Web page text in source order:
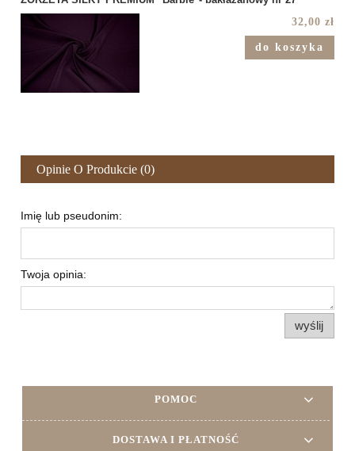
32,00 zł
do koszyka
Opinie O Produkcie (0)
Imię lub pseudonim:
Twoja opinia:
wyślij
POMOC
DOSTAWA I PŁATNOŚĆ